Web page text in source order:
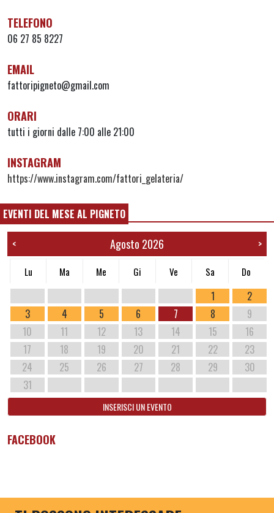
TELEFONO
06 27 85 8227
EMAIL
fattoripigneto@gmail.com
ORARI
tutti i giorni dalle 7:00 alle 21:00
INSTAGRAM
https://www.instagram.com/fattori_gelateria/
EVENTI DEL MESE AL PIGNETO
< Agosto 2026 >
Lu Ma Me Gi Ve Sa Do
1
2
3
4 5 6 7 8
9
10
11 12 13 14 15
16
17
18 19 20 21 22
23
24
25 26 27 28 29
30
31
INSERISCI UN EVENTO
FACEBOOK